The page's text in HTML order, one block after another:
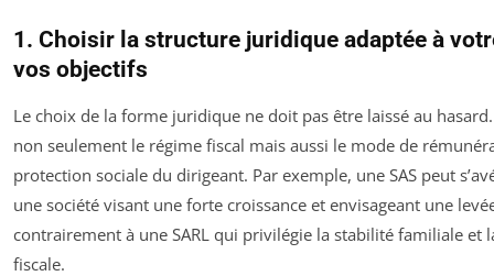
1. Choisir la structure juridique adaptée à
vos objectifs
Le choix de la forme juridique ne doit pas être laissé au
non seulement le régime fiscal mais aussi le mode de
protection sociale du dirigeant. Par exemple, une SAS peut
une société visant une forte croissance et envisageant une
contrairement à une SARL qui privilégie la stabilité familiale et
fiscale.